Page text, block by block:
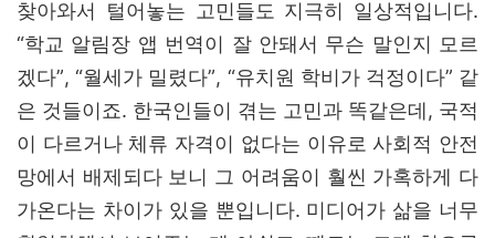
찾아와서 털어놓는 고민들도 지극히 일상적입니다.
“학교 알림장 앱 번역이 잘 안돼서 무슨 말인지 모르
겠다”, “월세가 밀렸다”, “유치원 학비가 걱정이다” 같
은 것들이죠. 한국인들이 겪는 고민과 똑같은데, 국적
이 다르거나 체류 자격이 없다는 이유로 사회적 안전
망에서 배제되다 보니 그 어려움이 훨씬 가혹하게 다
가온다는 차이가 있을 뿐입니다. 미디어가 삶을 너무